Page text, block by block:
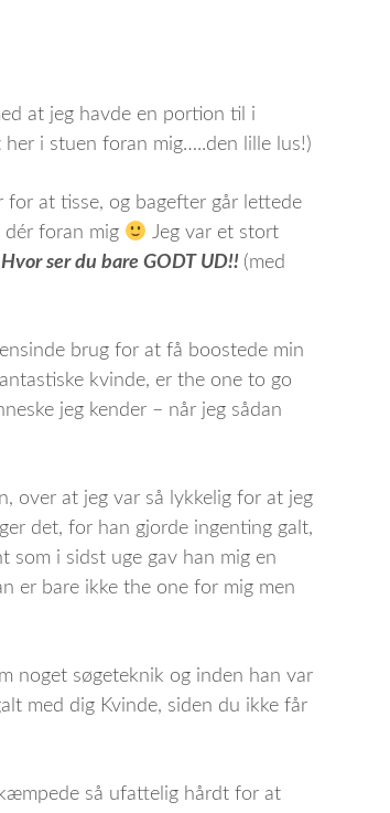
at jeg havde en portion til i
i stuen foran mig…..den lille lus!)
at tisse, og bagefter går lettede
dér foran mig
Jeg var et stort
ser du bare GODT UD!! (med
brug for at få boostede min
kvinde, er the one to go
jeg kender – når jeg sådan
over at jeg var så lykkelig for at jeg
det, for han gjorde ingenting galt,
som i sidst uge gav han mig en
er bare ikke the one for mig men
noget søgeteknik og inden han var
med dig Kvinde, siden du ikke får
så ufattelig hårdt for at